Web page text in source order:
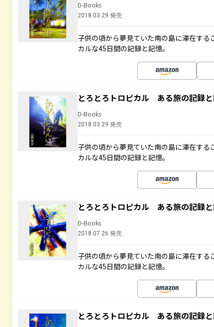
D-Books
2018.03.29 発売
子供の頃から夢見ていた南の島に滞在す
カルな45日間の記録と記憶。
とろとろトロピカル ある旅の記録
D-Books
2018.03.29 発売
子供の頃から夢見ていた南の島に滞在す
カルな45日間の記録と記憶。
とろとろトロピカル ある旅の記録
D-Books
2018.07.26 発売
子供の頃から夢見ていた南の島に滞在す
カルな45日間の記録と記憶。
とろとろトロピカル ある旅の記録